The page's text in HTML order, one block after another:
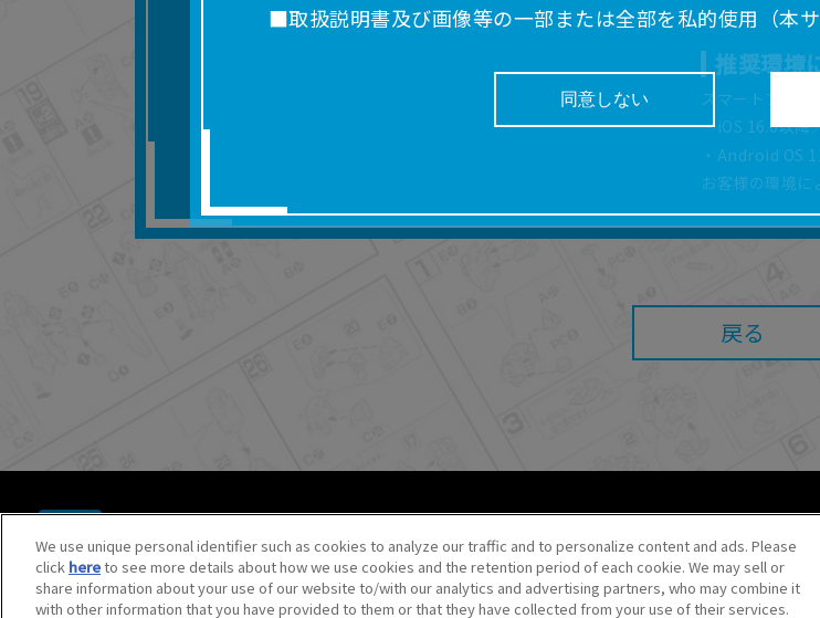
推奨環境
スマートフォン
・iOS 16.0以降
・Android OS
お客様の環境に
戻る
© BANDAI SPIRITS CO.,LTD. ALL RIGHTS RESERVED.
©創通・サンライズ ©創通・サンライズ・MBS
©SOTSU・SUNRISE ©SOTSU・SUNRISE・MBS
©Nintendo・Creatures・GAME FREAK・TV Tokyo・ShoPro・JR Kikaku ©Pokémon
©Pokémon. ©Nintendo/Creatures Inc./GAME FREAK inc.
We use unique personal identifier such as cookies to analyze our traffic and to personalize content and ads. Please
click hereto see more details about how we use cookies and the retention period of each cookie. We may sell or
share information about your use of our website to/with our analytics and advertising partners, who may combine it
with other information that you have provided to them or that they have collected from your use of their services.
■取扱説明書及び画像等の一部または全部を私的使用（本
れに限りません。）することは禁止いたします。
■掲載している取扱説明書は、お客様が購入された商品に
■対象商品仕様の変更などにより、取扱説明書の内容は予
■当社は、取扱説明書の正確性確保に努めておりますが、
■お客様のご利用環境によっては、本サービスをご利用い
器、ネットワークへの障害（コンピューターウィルスに
■当社は、本サービスの内容・条件を予告なく変更または
同意しない